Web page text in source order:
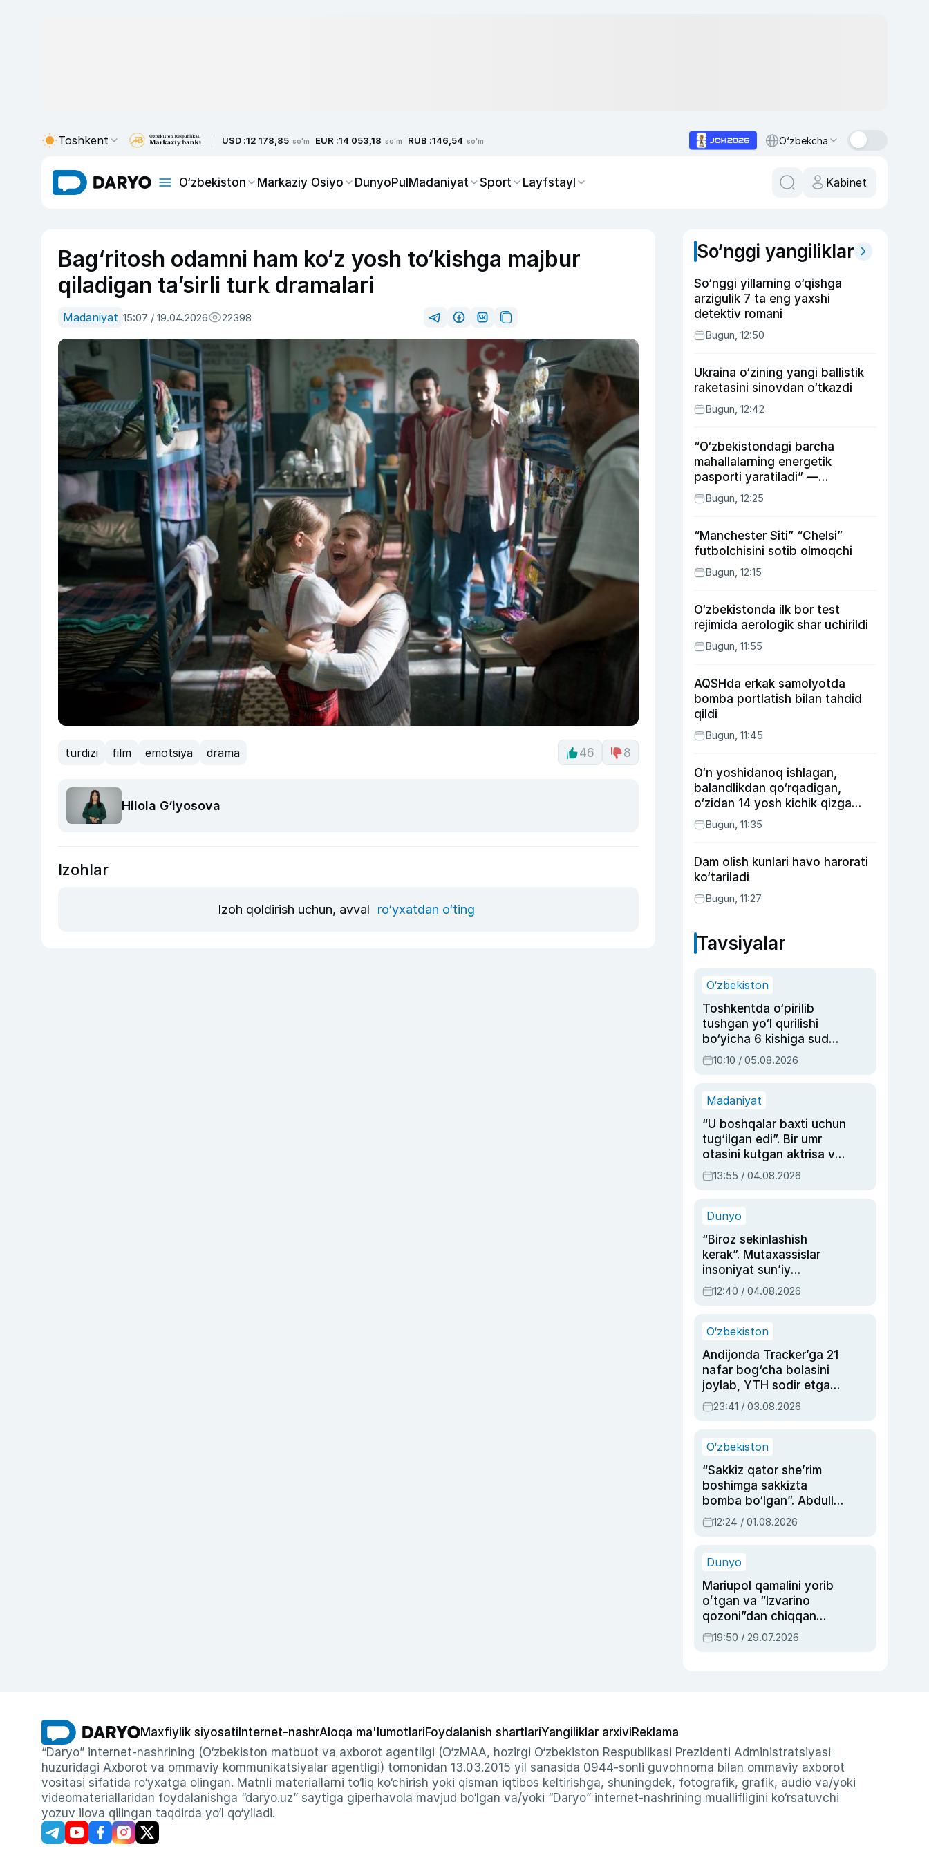
Toshkent USD :12 178,85 so'm EUR :14 053,18 so'm RUB :146,54 so'm O‘zbekcha
O‘zbekiston Markaziy Osiyo DunyoPulMadaniyat Sport Layfstayl Kabinet
Bag‘ritosh odamni ham ko‘z yosh to‘kishga majbur
qiladigan ta’sirli turk dramalari
Madaniyat 15:07 / 19.04.2026 22398
turdizi film emotsiya drama 46 8
Hilola G‘iyosova
Izohlar
Izoh qoldirish uchun, avval ro‘yxatdan o‘ting
So‘nggi yangiliklar
So‘nggi yillarning o‘qishga
arzigulik 7 ta eng yaxshi
detektiv romani
Bugun, 12:50
Ukraina o‘zining yangi ballistik
raketasini sinovdan o‘tkazdi
Bugun, 12:42
“O‘zbekistondagi barcha
mahallalarning energetik
pasporti yaratiladi” —
energetika vaziri
Bugun, 12:25
“Manchester Siti” “Chelsi”
futbolchisini sotib olmoqchi
Bugun, 12:15
O‘zbekistonda ilk bor test
rejimida aerologik shar uchirildi
Bugun, 11:55
AQSHda erkak samolyotda
bomba portlatish bilan tahdid
qildi
Bugun, 11:45
O‘n yoshidanoq ishlagan,
balandlikdan qo‘rqadigan,
o‘zidan 14 yosh kichik qizga
uylangan Yorqinxo‘ja Umarov
34 yoshda
Bugun, 11:35
Dam olish kunlari havo harorati
ko‘tariladi
Bugun, 11:27
Tavsiyalar
O‘zbekiston
Toshkentda o‘pirilib
tushgan yo‘l qurilishi
bo‘yicha 6 kishiga sud
hukmi o‘qildi
10:10 / 05.08.2026
Madaniyat
“U boshqalar baxti uchun
tug‘ilgan edi”. Bir umr
otasini kutgan aktrisa va
dublyaj ustasi Rimma
Ahmedovaning
13:55 / 04.08.2026
Dunyo
“Biroz sekinlashish
kerak”. Mutaxassislar
insoniyat sun’iy
intellektni boshqara
olmay qolishidan xavotir
12:40 / 04.08.2026
O‘zbekiston
Andijonda Tracker’ga 21
nafar bog‘cha bolasini
joylab, YTH sodir etgan
ayolga sud hukmi o‘qildi
23:41 / 03.08.2026
O‘zbekiston
“Sakkiz qator she’rim
boshimga sakkizta
bomba bo‘lgan”. Abdulla
Oripovni siyosiy
ayblovlardan asrab
12:24 / 01.08.2026
Dunyo
Mariupol qamalini yorib
oʻtgan va “Izvarino
qozoni”dan chiqqan
qahramon — Ukraina
armiyasi bosh
19:50 / 29.07.2026
Maxfiylik siyosati Internet-nashrAloqa ma'lumotlariFoydalanish shartlariYangiliklar arxiviReklama
“Daryo” internet-nashrining (O‘zbekiston matbuot va axborot agentligi (O‘zMAA, hozirgi O‘zbekiston Respublikasi Prezidenti Administratsiyasi
huzuridagi Axborot va ommaviy kommunikatsiyalar agentligi) tomonidan 13.03.2015 yil sanasida 0944-sonli guvohnoma bilan ommaviy axborot
vositasi sifatida ro‘yxatga olingan. Matnli materiallarni to‘liq ko‘chirish yoki qisman iqtibos keltirishga, shuningdek, fotografik, grafik, audio va/yoki
videomateriallaridan foydalanishga “daryo.uz” saytiga giperhavola mavjud bo‘lgan va/yoki “Daryo” internet-nashrining muallifligini ko‘rsatuvchi
yozuv ilova qilingan taqdirda yo‘l qo‘yiladi.